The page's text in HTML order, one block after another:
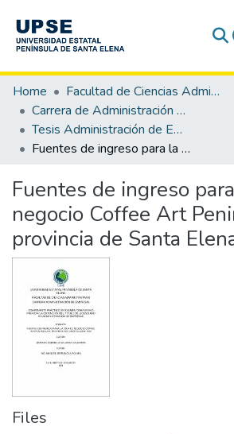
Communities & Collections
All of DSpace
Statistics
Home
Facultad de Ciencias Administrativas
Carrera de Administración de Empresas
Tesis Administración de Empresas
Fuentes de ingreso para la idea de negocio Coffee Art Peninsular, provincia de Santa Elena, 2020
Fuentes de ingreso
negocio Coffee Art
provincia de Santa
Files